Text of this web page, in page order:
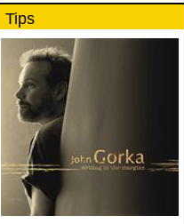
Tips